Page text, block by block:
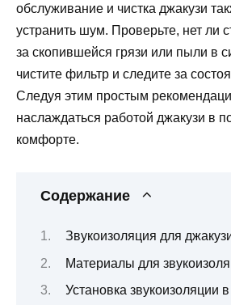
обслуживание и чистка джакузи
устранить шум. Проверьте, нет ли
за скопившейся грязи или пыли в
чистите фильтр и следите за
Следуя этим простым
наслаждаться работой джакузи в
комфорте.
Содержание
Звукоизоляция для
Материалы для
Установка звукоизоляции